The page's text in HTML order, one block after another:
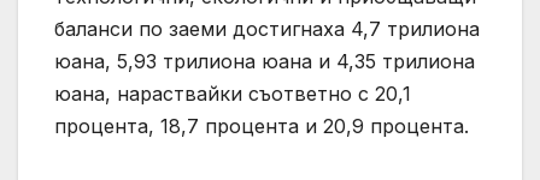
баланси по заеми достигнаха 4,7 трилиона
юана, 5,93 трилиона юана и 4,35 трилиона
юана, нараствайки съответно с 20,1
процента, 18,7 процента и 20,9 процента.